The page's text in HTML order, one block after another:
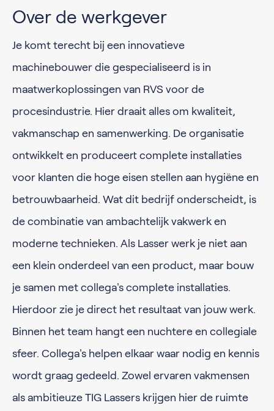
Over de werkgever
Je komt terecht bij een innovatieve
machinebouwer die gespecialiseerd is in
maatwerkoplossingen van RVS voor de
procesindustrie. Hier draait alles om kwaliteit,
vakmanschap en samenwerking. De organisatie
ontwikkelt en produceert complete installaties
voor klanten die hoge eisen stellen aan hygiëne en
betrouwbaarheid. Wat dit bedrijf onderscheidt, is
de combinatie van ambachtelijk vakwerk en
moderne technieken. Als Lasser werk je niet aan
een klein onderdeel van een product, maar bouw
je samen met collega's complete installaties.
Hierdoor zie je direct het resultaat van jouw werk.
Binnen het team hangt een nuchtere en collegiale
sfeer. Collega's helpen elkaar waar nodig en kennis
wordt graag gedeeld. Zowel ervaren vakmensen
als ambitieuze TIG Lassers krijgen hier de ruimte